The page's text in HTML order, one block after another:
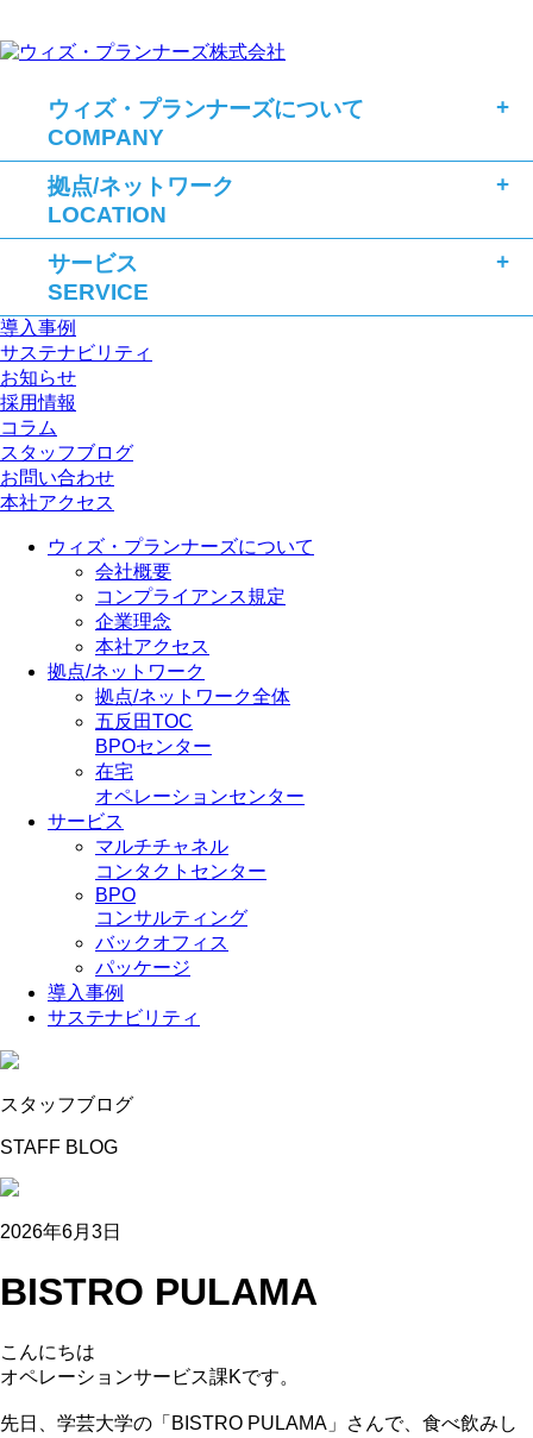
ウィズ・プランナーズについて
COMPANY
拠点/ネットワーク
LOCATION
サービス
SERVICE
導入事例
サステナビリティ
お知らせ
採用情報
コラム
スタッフブログ
お問い合わせ
本社アクセス
ウィズ・プランナーズについて
会社概要
コンプライアンス規定
企業理念
本社アクセス
拠点/ネットワーク
拠点/ネットワーク全体
五反田TOC
BPOセンター
在宅
オペレーションセンター
サービス
マルチチャネル
コンタクトセンター
BPO
コンサルティング
バックオフィス
パッケージ
導入事例
サステナビリティ
スタッフブログ
STAFF BLOG
2026年6月3日
BISTRO PULAMA
こんにちは
オペレーションサービス課Kです。
先日、学芸大学の「BISTRO PULAMA」さんで、食べ飲みし